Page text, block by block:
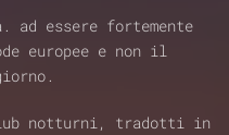
ad essere fortemente
europee e non il
notturni, tradotti in